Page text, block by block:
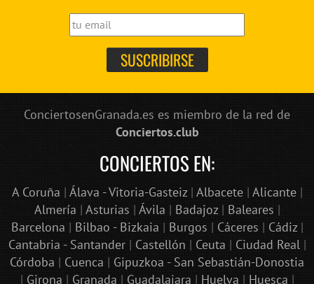
ConciertosenGranada.es es miembro de la red de
Conciertos.club
CONCIERTOS EN:
A Coruña | Álava - Vitoria-Gasteiz| Albacete| Alicante|
Almería | Asturias | Ávila | Badajoz| Baleares |
Barcelona | Bilbao - Bizkaia | Burgos | Cáceres | Cádiz|
Cantabria - Santander| Castellón | Ceuta | Ciudad Real|
Córdoba | Cuenca | Gipuzkoa - San Sebastián-Donostia
| Girona | Granada | Guadalajara | Huelva | Huesca |